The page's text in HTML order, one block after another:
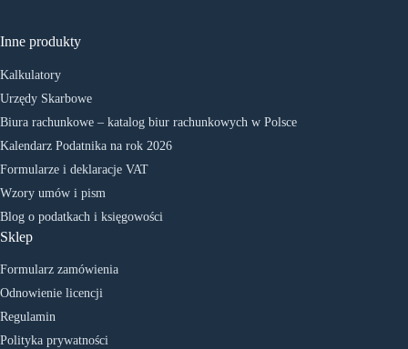
Inne produkty
Kalkulatory
Urzędy Skarbowe
Biura rachunkowe – katalog biur rachunkowych w Polsce
Kalendarz Podatnika na rok 2026
Formularze i deklaracje VAT
Wzory umów i pism
Blog o podatkach i księgowości
Sklep
Formularz zamówienia
Odnowienie licencji
Regulamin
Polityka prywatności